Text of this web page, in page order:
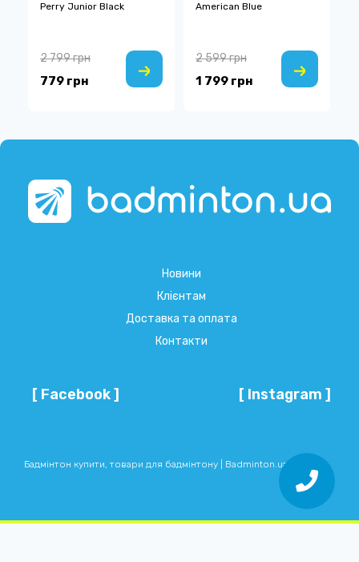
Perry Junior Black
779 грн
2 799 грн
American Blue
1 799 грн
2 599 грн
Новини
Клієнтам
Доставка та оплата
Контакти
[ Facebook ] [ Instagram ]
Бадмінтон купити, товари для бадмінтону | Badminton.ua © 2026